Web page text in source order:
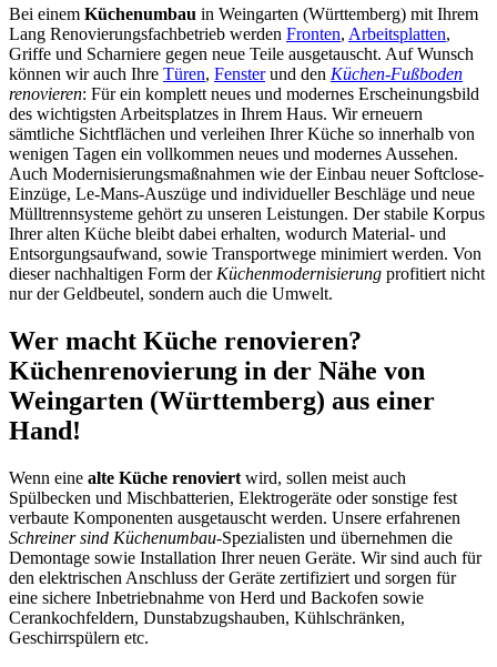
Bei einem Küchenumbau in Weingarten (Württemberg) mit Ihrem
Lang Renovierungsfachbetrieb werden Fronten, Arbeitsplatten,
Griffe und Scharniere gegen neue Teile ausgetauscht. Auf Wunsch
können wir auch Ihre Türen, Fensterund den Küchen-Fußboden
renovieren: Für ein komplett neues und modernes Erscheinungsbild
des wichtigsten Arbeitsplatzes in Ihrem Haus. Wir erneuern
sämtliche Sichtflächen und verleihen Ihrer Küche so innerhalb von
wenigen Tagen ein vollkommen neues und modernes Aussehen.
Auch Modernisierungsmaßnahmen wie der Einbau neuer Softclose-
Einzüge, Le-Mans-Auszüge und individueller Beschläge und neue
Mülltrennsysteme gehört zu unseren Leistungen. Der stabile Korpus
Ihrer alten Küche bleibt dabei erhalten, wodurch Material- und
Entsorgungsaufwand, sowie Transportwege minimiert werden. Von
dieser nachhaltigen Form der Küchenmodernisierung profitiert nicht
nur der Geldbeutel, sondern auch die Umwelt.
Wer macht Küche renovieren?
Küchenrenovierung in der Nähe von
Weingarten (Württemberg) aus einer
Hand!
Wenn eine alte Küche renoviert wird, sollen meist auch
Spülbecken und Mischbatterien, Elektrogeräte oder sonstige fest
verbaute Komponenten ausgetauscht werden. Unsere erfahrenen
Schreiner sind Küchenumbau-Spezialisten und übernehmen die
Demontage sowie Installation Ihrer neuen Geräte. Wir sind auch für
den elektrischen Anschluss der Geräte zertifiziert und sorgen für
eine sichere Inbetriebnahme von Herd und Backofen sowie
Cerankochfeldern, Dunstabzugshauben, Kühlschränken,
Geschirrspülern etc.